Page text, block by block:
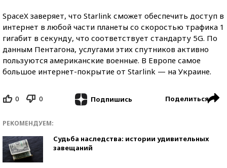
SpaceX заверяет, что Starlink сможет обеспечить доступ в
интернет в любой части планеты со скоростью трафика 1
гигабит в секунду, что соответствует стандарту 5G. По
данным Пентагона, услугами этих спутников активно
пользуются американские военные. В Европе самое
большое интернет-покрытие от Starlink — на Украине.
0 0 Подпишись Поделиться
РЕКОМЕНДУЕМ:
Судьба наследства: истории удивительных
завещаний